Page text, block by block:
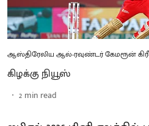
ஆஸ்திரேலிய ஆல்-ரவுண்டர் கேமரூன்
கிழக்கு நியூஸ்
2 min read